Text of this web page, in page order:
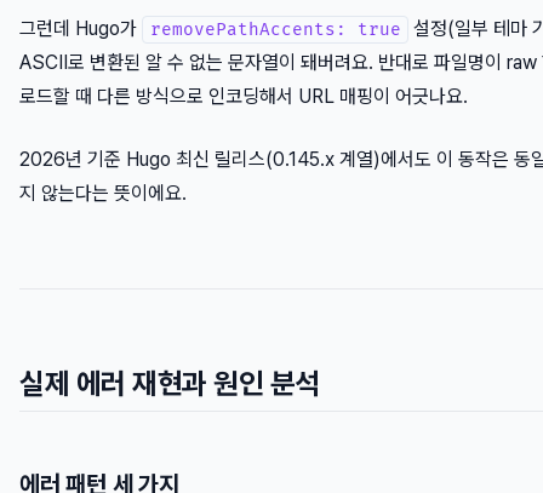
그런데 Hugo가 removePathAccents: true
설정(일부 테마
ASCII로 변환된 알 수 없는 문자열이 돼버려요. 반대로 파일명이
로드할 때 다른 방식으로 인코딩해서 URL 매핑이 어긋나요.
2026년 기준 Hugo 최신 릴리스(0.145.x 계열)에서도 이 동작은 동
지 않는다는 뜻이에요.
실제 에러 재현과 원인 분석
에러 패턴 세 가지